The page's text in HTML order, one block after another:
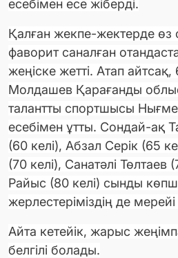
есебімен есе жіберді.
Қалған жекпе-жектерде өз
фаворит саналған
жеңіске жетті. Атап айтсақ,
Молдашев Қарағанды
талантты спортшысы
есебімен ұтты. Сондай-ақ
(60 келі), Абзал Серік (65
(70 келі), Санатәлі Төлтаев
Райыс (80 келі) cынды
жерлестеріміздің де
Айта кетейік, жарыс
белгілі болады.